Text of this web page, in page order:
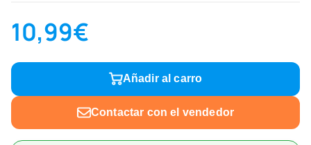
10,99€
Añadir al carro
Contactar con el vendedor